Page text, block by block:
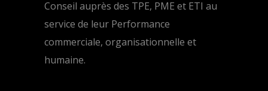
Conseil auprès des TPE, PME et ETI au
service de leur Performance
commerciale, organisationnelle et
humaine.